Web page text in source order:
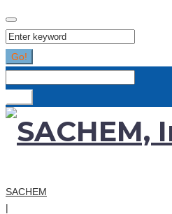
Search
for:
Go!
SACHEM
|